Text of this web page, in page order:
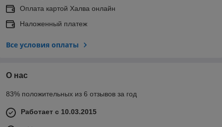
Оплата картой Халва онлайн
Наложенный платеж
Все условия оплаты
О нас
83% положительных из 6 отзывов за год
Работает с 10.03.2015